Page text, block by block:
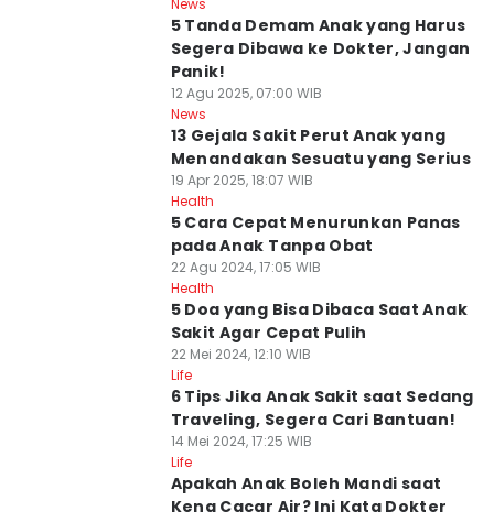
News
5 Tanda Demam Anak yang Harus
Segera Dibawa ke Dokter, Jangan
Panik!
12 Agu 2025, 07:00 WIB
News
13 Gejala Sakit Perut Anak yang
Menandakan Sesuatu yang Serius
19 Apr 2025, 18:07 WIB
Health
5 Cara Cepat Menurunkan Panas
pada Anak Tanpa Obat
22 Agu 2024, 17:05 WIB
Health
5 Doa yang Bisa Dibaca Saat Anak
Sakit Agar Cepat Pulih
22 Mei 2024, 12:10 WIB
Life
6 Tips Jika Anak Sakit saat Sedang
Traveling, Segera Cari Bantuan!
14 Mei 2024, 17:25 WIB
Life
Apakah Anak Boleh Mandi saat
Kena Cacar Air? Ini Kata Dokter